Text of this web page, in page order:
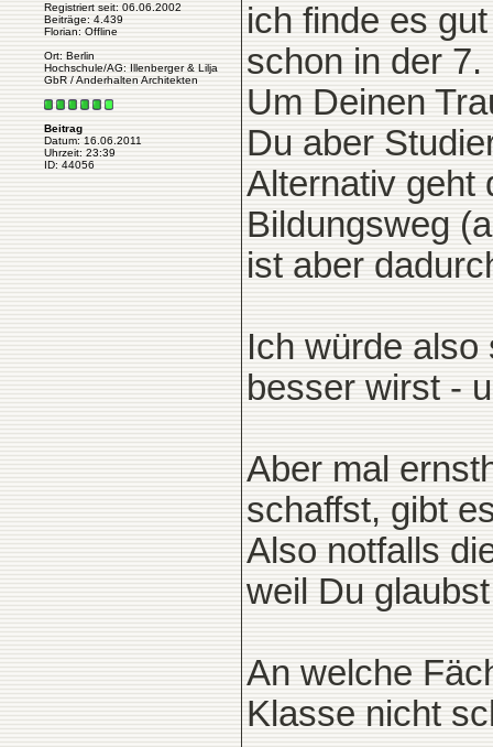
Registriert seit: 06.06.2002
Beiträge: 4.439
Florian: Offline
Ort: Berlin
Hochschule/AG: Illenberger & Lilja
GbR / Anderhalten Architekten
Beitrag
Datum: 16.06.2011
Uhrzeit: 23:39
ID: 44056
ich finde es
schon in der
Um Deinen
Du aber
Alternativ geht
Bildungsweg
ist aber
Ich würde
besser wirst -
Aber mal
schaffst, gibt
Also notfalls
weil Du
An welche
Klasse nicht